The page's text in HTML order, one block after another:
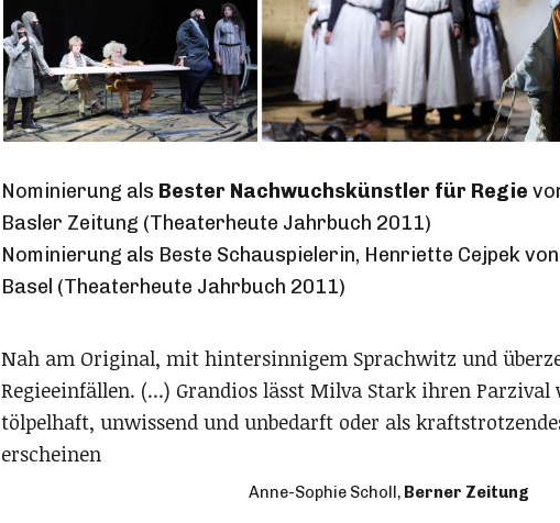
Nominierung als Bester Nachwuchskünstler für Regie
Basler Zeitung (Theaterheute Jahrbuch 2011)
Nominierung als Beste Schauspielerin, Henriette Cejpek
Basel (Theaterheute Jahrbuch 2011)
Nah am Original, mit hintersinnigem Sprachwitz und
Regieeinfällen. (...) Grandios lässt Milva Stark ihren Parzival
tölpelhaft, unwissend und unbedarft oder als
erscheinen
Anne-Sophie Scholl, Berner Zeitung